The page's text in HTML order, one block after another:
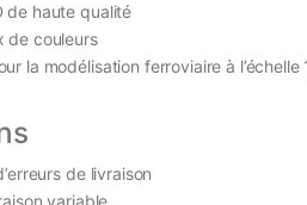
de haute qualité
de couleurs
la modélisation ferroviaire à l’échelle
de livraison